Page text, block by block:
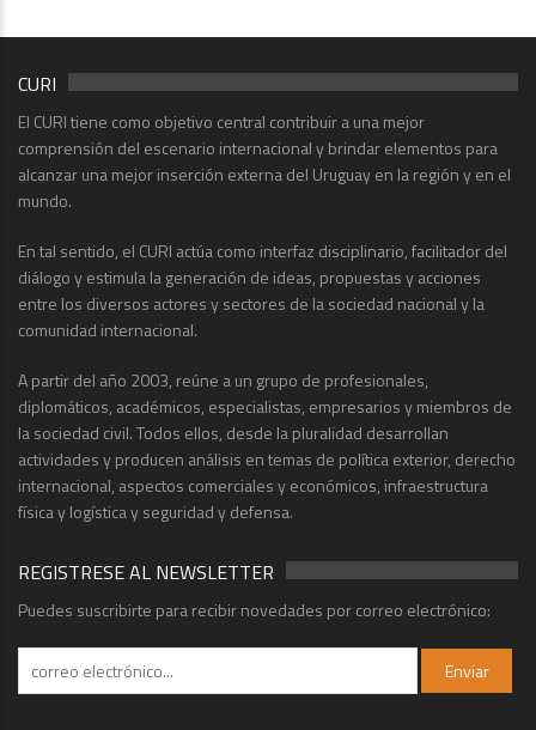
CURI
El CURI tiene como objetivo central contribuir a una mejor
comprensión del escenario internacional y brindar elementos para
alcanzar una mejor inserción externa del Uruguay en la región y en el
mundo.
En tal sentido, el CURI actúa como interfaz disciplinario, facilitador del
diálogo y estimula la generación de ideas, propuestas y acciones
entre los diversos actores y sectores de la sociedad nacional y la
comunidad internacional.
A partir del año 2003, reúne a un grupo de profesionales,
diplomáticos, académicos, especialistas, empresarios y miembros de
la sociedad civil. Todos ellos, desde la pluralidad desarrollan
actividades y producen análisis en temas de política exterior, derecho
internacional, aspectos comerciales y económicos, infraestructura
física y logística y seguridad y defensa.
REGISTRESE AL NEWSLETTER
Puedes suscribirte para recibir novedades por correo electrónico: